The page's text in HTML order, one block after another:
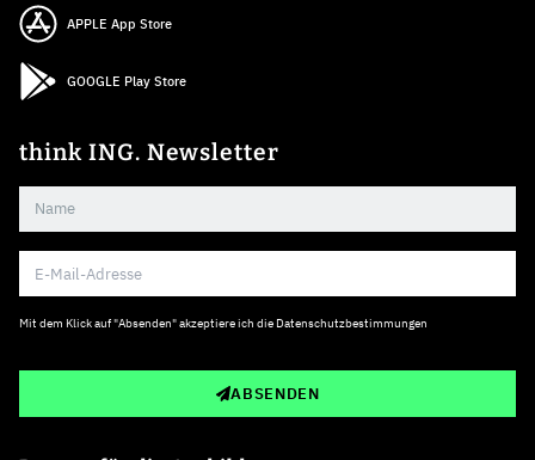
APPLE App Store
GOOGLE Play Store
think ING. Newsletter
Mit dem Klick auf "Absenden" akzeptiere ich die Datenschutzbestimmungen
ABSENDEN